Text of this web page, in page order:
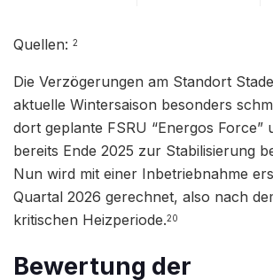
Quellen: 2
Die Verzögerungen am Standort
aktuelle Wintersaison besonders
dort geplante FSRU “Energos Force”
bereits Ende 2025 zur Stabilisierung
Nun wird mit einer Inbetriebnahme
Quartal 2026 gerechnet, also nach
kritischen Heizperiode.20
Bewertung der